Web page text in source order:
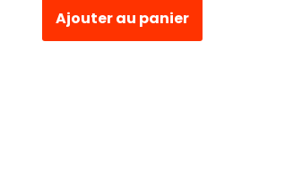
Ajouter au panier